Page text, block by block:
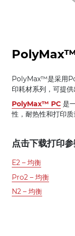
PolyMax™是采用
印耗材系列，可提供
PolyMax™ PC 是
性，耐热性和打印质
点击下载打印参
E2 – 均衡
Pro2 – 均衡
N2 – 均衡